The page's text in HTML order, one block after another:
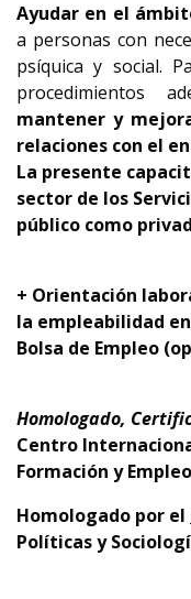
Ayudar en el
a personas con
psíquica y social.
procedimientos
mantener y
relaciones con el
La presente
sector de los
público como
+ Orientación
la empleabilidad
Bolsa de Empleo
Homologado,
Centro
Formación y
Homologado por el
Políticas y